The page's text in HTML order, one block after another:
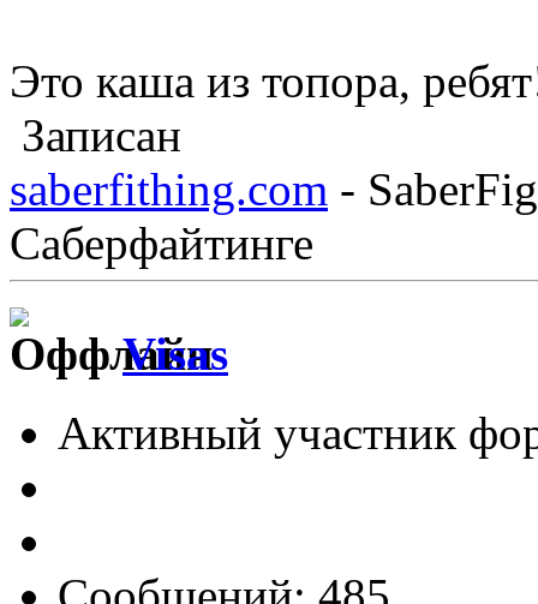
Это каша из топора,
Записан
saberfithing.com -
Саберфайтинге
Visas
Активный участник